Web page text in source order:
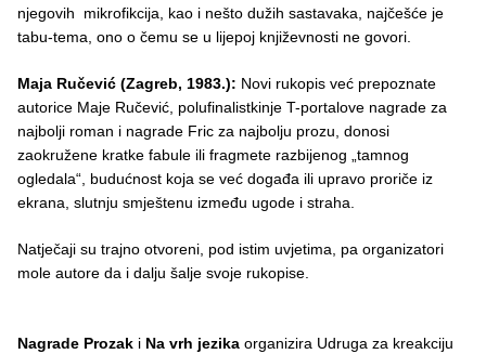
njegovih mikrofikcija, kao i nešto dužih sastavaka, najčešće je
tabu-tema, ono o čemu se u lijepoj književnosti ne govori.
Maja Ručević (Zagreb, 1983.): Novi rukopis već prepoznate
autorice Maje Ručević, polufinalistkinje T-portalove nagrade za
najbolji roman i nagrade Fric za najbolju prozu, donosi
zaokružene kratke fabule ili fragmete razbijenog „tamnog
ogledala“, budućnost koja se već događa ili upravo proriče iz
ekrana, slutnju smještenu između ugode i straha.
Natječaji su trajno otvoreni, pod istim uvjetima, pa organizatori
mole autore da i dalju šalje svoje rukopise.
Nagrade Prozak i Na vrh jezika organizira Udruga za kreakciju